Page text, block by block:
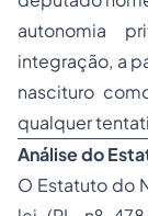
autonomia
integração, a
nascituro
qualquer
Análise do
O Estatuto do